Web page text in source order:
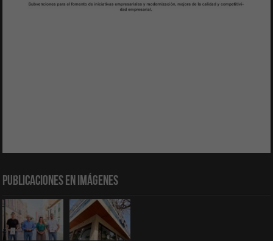
Publicaciones en Imágenes